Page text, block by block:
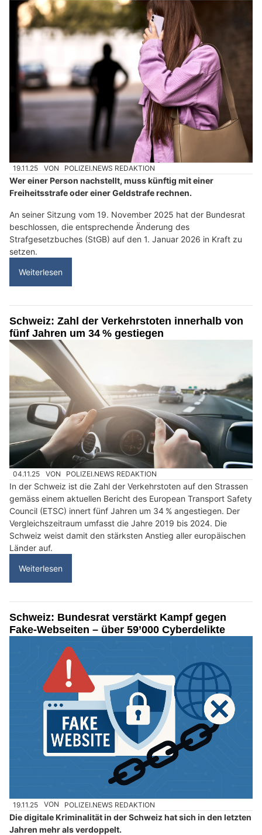
19.11.25 VON POLIZEI.NEWS REDAKTION
Wer einer Person nachstellt, muss künftig mit einer
Freiheitsstrafe oder einer Geldstrafe rechnen.
An seiner Sitzung vom 19. November 2025 hat der Bundesrat
beschlossen, die entsprechende Änderung des
Strafgesetzbuches (StGB) auf den 1. Januar 2026 in Kraft zu
setzen.
Weiterlesen
Schweiz: Zahl der Verkehrstoten innerhalb von
fünf Jahren um 34 % gestiegen
04.11.25 VON POLIZEI.NEWS REDAKTION
In der Schweiz ist die Zahl der Verkehrstoten auf den Strassen
gemäss einem aktuellen Bericht des European Transport Safety
Council (ETSC) innert fünf Jahren um 34 % angestiegen. Der
Vergleichszeitraum umfasst die Jahre 2019 bis 2024. Die
Schweiz weist damit den stärksten Anstieg aller europäischen
Länder auf.
Weiterlesen
Schweiz: Bundesrat verstärkt Kampf gegen
Fake-Webseiten – über 59’000 Cyberdelikte
19.11.25 VON POLIZEI.NEWS REDAKTION
Die digitale Kriminalität in der Schweiz hat sich in den letzten
Jahren mehr als verdoppelt.